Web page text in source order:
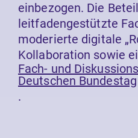
einbezogen. Die
leitfadengestützte
moderierte digitale
Kollaboration sowie
Fach- und
Deutschen Bundestag
.